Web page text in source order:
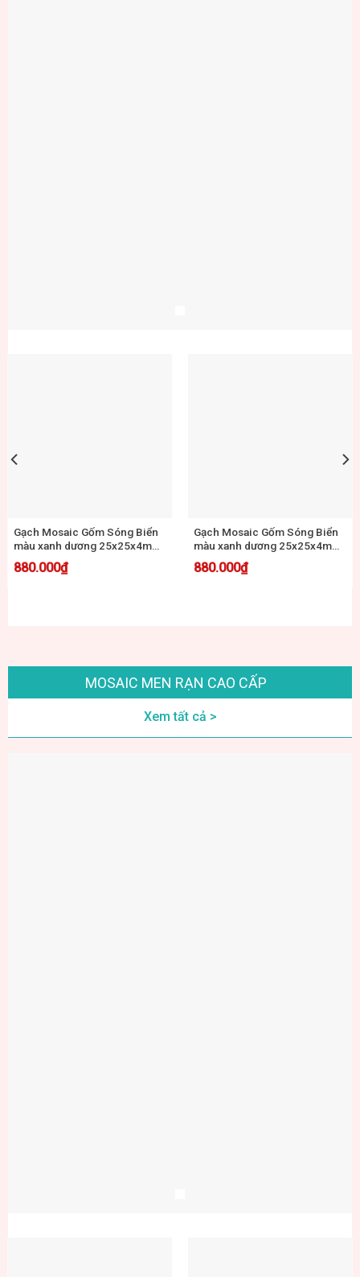
Gạch Mosaic Gốm Sóng Biển
màu xanh dương 25x25x4mm
MG25-04
880.000₫
Gạch Mosaic Gốm Sóng Biển
màu ngọc 48x48x6mm MG48-
15
880.000₫
MOSAIC MEN RẠN CAO CẤP
Xem tất cả >